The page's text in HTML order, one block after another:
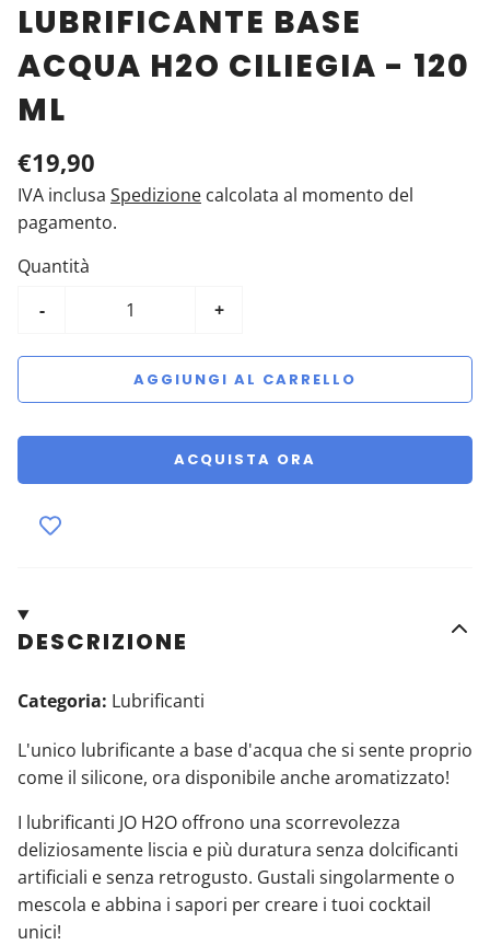
LUBRIFICANTE BASE
ACQUA H2O CILIEGIA - 120
ML
€19,90
IVA inclusa Spedizione calcolata al momento del
pagamento.
Quantità
-
+
AGGIUNGI AL CARRELLO
ACQUISTA ORA
DESCRIZIONE
Categoria: Lubrificanti
L'unico lubrificante a base d'acqua che si sente proprio
come il silicone, ora disponibile anche aromatizzato!
I lubrificanti JO H2O offrono una scorrevolezza
deliziosamente liscia e più duratura senza dolcificanti
artificiali e senza retrogusto. Gustali singolarmente o
mescola e abbina i sapori per creare i tuoi cocktail
unici!